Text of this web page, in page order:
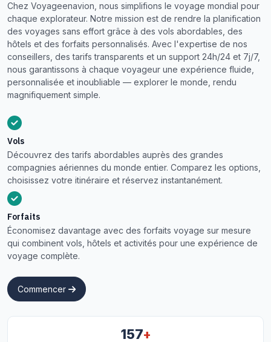
Chez Voyageenavion, nous simplifions le voyage mondial pour
chaque explorateur. Notre mission est de rendre la planification
des voyages sans effort grâce à des vols abordables, des
hôtels et des forfaits personnalisés. Avec l'expertise de nos
conseillers, des tarifs transparents et un support 24h/24 et 7j/7,
nous garantissons à chaque voyageur une expérience fluide,
personnalisée et inoubliable — explorer le monde, rendu
magnifiquement simple.
Vols
Découvrez des tarifs abordables auprès des grandes
compagnies aériennes du monde entier. Comparez les options,
choisissez votre itinéraire et réservez instantanément.
Forfaits
Économisez davantage avec des forfaits voyage sur mesure
qui combinent vols, hôtels et activités pour une expérience de
voyage complète.
Commencer
157+